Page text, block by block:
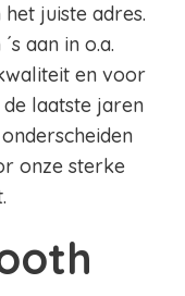
juiste adres.
aan in o.a.
en voor
laatste jaren
onze sterke